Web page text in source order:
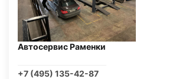
Автосервис Раменки
+7 (495) 135-42-87